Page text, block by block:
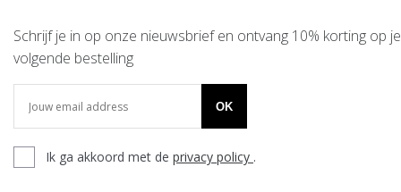
Schrijf je in op onze nieuwsbrief en ontvang 10% korting op je
volgende bestelling
OK
Ik ga akkoord met de privacy policy .